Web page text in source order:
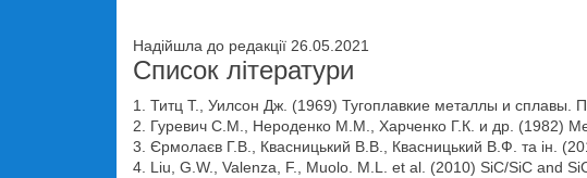
Надійшла до редакції 26.05.2021
Список літератури
1. Титц Т., Уилсон Дж. (1969) Тугоплавкие металлы и сплавы.
2. Гуревич С.М., Нероденко М.М., Харченко Г.К. и др. (1982)
3. Єрмолаєв Г.В., Квасницький В.В., Квасницький В.Ф. та ін.
4. Liu, G.W., Valenza, F., Muolo. M.L. et al. (2010) SiC/SiC and